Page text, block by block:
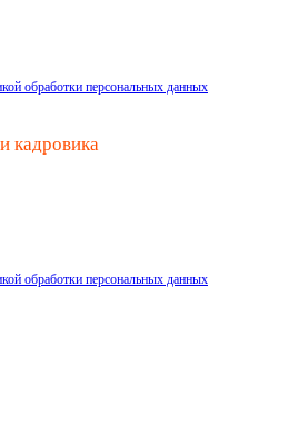
обработки персональных данных
кадровика
обработки персональных данных